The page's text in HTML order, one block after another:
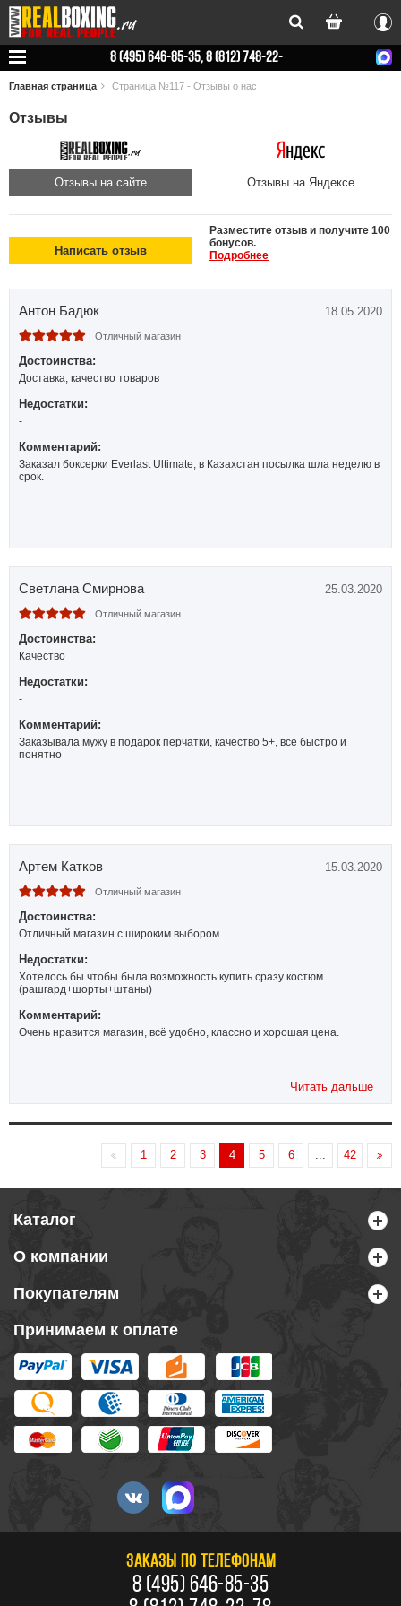
Вход
8 (495) 646-85-35, 8 (812) 748-22-
78
Главная страница Страница №117 - Отзывы о нас
Отзывы
Отзывы на сайте Отзывы на Яндексе
Написать отзыв
Разместите отзыв и получите 100
бонусов.
Подробнее
Антон Бадюк 18.05.2020
Отличный магазин
Достоинства:
Доставка, качество товаров
Недостатки:
-
Комментарий:
Заказал боксерки Everlast Ultimate, в Казахстан посылка шла неделю в
срок.
Светлана Смирнова 25.03.2020
Отличный магазин
Достоинства:
Качество
Недостатки:
-
Комментарий:
Заказывала мужу в подарок перчатки, качество 5+, все быстро и
понятно
Артем Катков 15.03.2020
Отличный магазин
Достоинства:
Отличный магазин с широким выбором
Недостатки:
Хотелось бы чтобы была возможность купить сразу костюм
(рашгард+шорты+штаны)
Комментарий:
Очень нравится магазин, всё удобно, классно и хорошая цена.
Читать дальше
1 2 3 4 5 6 42
Каталог
О компании
Покупателям
Принимаем к оплате
ЗАКАЗЫ ПО ТЕЛЕФОНАМ
8 (495) 646-85-35